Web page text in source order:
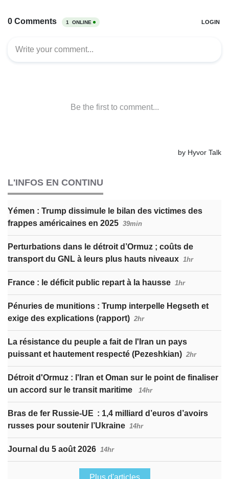
L'INFOS EN CONTINU
Yémen : Trump dissimule le bilan des victimes des
frappes américaines en 2025 39min
Perturbations dans le détroit d’Ormuz ; coûts de
transport du GNL à leurs plus hauts niveaux 1hr
France : le déficit public repart à la hausse 1hr
Pénuries de munitions : Trump interpelle Hegseth et
exige des explications (rapport) 2hr
La résistance du peuple a fait de l'Iran un pays
puissant et hautement respecté (Pezeshkian) 2hr
Détroit d'Ormuz : l'Iran et Oman sur le point de finaliser
un accord sur le transit maritime
14hr
Bras de fer Russie-UE : 1,4 milliard d’euros d’avoirs
russes pour soutenir l’Ukraine 14hr
Journal du 5 août 2026 14hr
Plus d'articles